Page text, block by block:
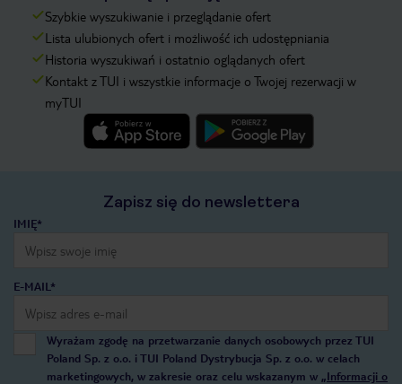
Szybkie wyszukiwanie i przeglądanie ofert
Lista ulubionych ofert i możliwość ich udostępniania
Historia wyszukiwań i ostatnio oglądanych ofert
Kontakt z TUI i wszystkie informacje o Twojej rezerwacji w
myTUI
Zapisz się do newslettera
IMIĘ*
E-MAIL*
Wyrażam zgodę na przetwarzanie danych osobowych przez TUI
Poland Sp. z o.o. i TUI Poland Dystrybucja Sp. z o.o. w celach
marketingowych, w zakresie oraz celu wskazanym w „Informacji o